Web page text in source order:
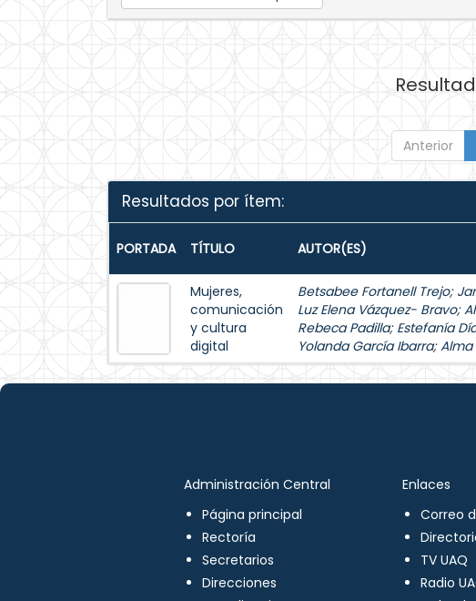
Anterior
Resultados por ítem:
PORTADA TÍTULO AUTOR(ES)
Mujeres,
comunicación
y cultura
digital
Betsabee Fortanell Trejo;
Luz Elena Vázquez- Bravo;
Rebeca Padilla; Estefanía
Yolanda García Ibarra;Alma
Administración Central
Página principal
Rectoría
Secretarios
Direcciones
Enlaces
Correo
TV UAQ
Radio